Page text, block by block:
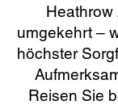
umgekehrt –
höchster
Reisen Sie